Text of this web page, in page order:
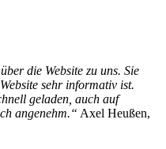
die Website zu uns. Sie
sehr informativ ist.
geladen, auch auf
angenehm.“ Axel Heußen,